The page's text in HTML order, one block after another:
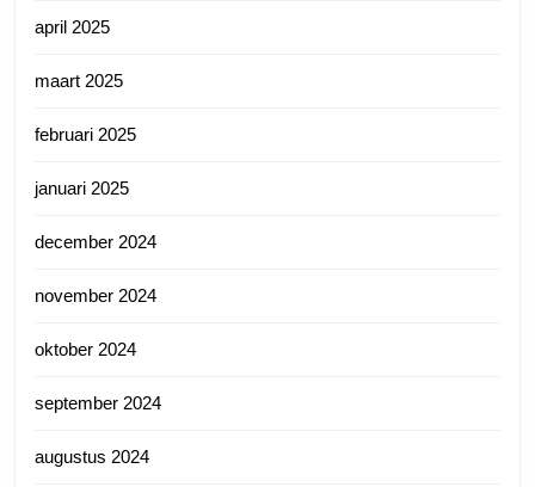
april 2025
maart 2025
februari 2025
januari 2025
december 2024
november 2024
oktober 2024
september 2024
augustus 2024